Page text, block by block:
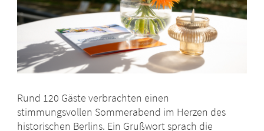
Rund 120 Gäste verbrachten einen
stimmungsvollen Sommerabend im Herzen des
historischen Berlins. Ein Grußwort sprach die